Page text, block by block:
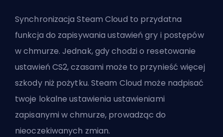
Synchronizacja Steam Cloud to przydatna
funkcja do zapisywania ustawień gry i postępów
w chmurze. Jednak, gdy chodzi o resetowanie
ustawień CS2, czasami może to przynieść więcej
szkody niż pożytku. Steam Cloud może nadpisać
twoje lokalne ustawienia ustawieniami
zapisanymi w chmurze, prowadząc do
nieoczekiwanych zmian.